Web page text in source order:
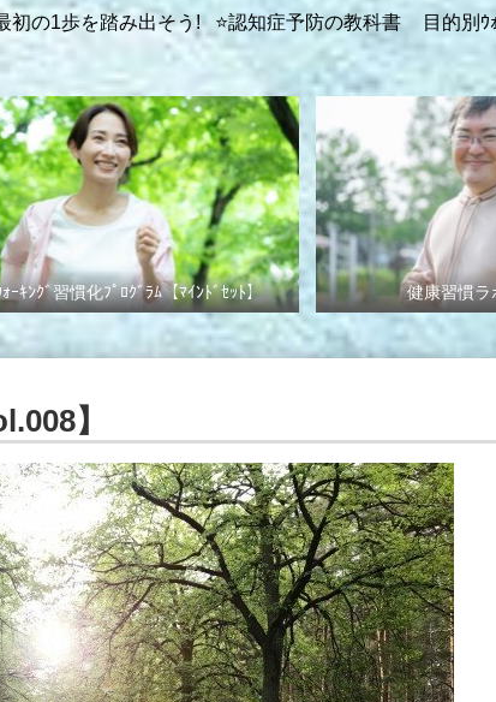
初の1歩を踏み出そう! ⭐️認知症予防の教科書 目的別ｳ
ｰｷﾝｸﾞ習慣化ﾌﾟﾛｸﾞﾗﾑ【ﾏｲﾝﾄﾞｾｯﾄ】 健康習慣ラ
】